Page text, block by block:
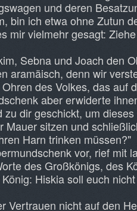
und deren
bin ich etwa ohne Zutun
mir vielmehr gesagt:
Sebna und Joach den
aramäisch, denn wir
des Volkes, das auf
aber erwiderte
zu dir geschickt, um
Mauer sitzen und
Harn trinken müssen?"
vor, rief mit
des Großkönigs, des
Hiskia soll euch
Vertrauen nicht auf den